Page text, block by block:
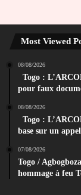
Most Viewed
08/08/2026
Togo :
pour faux
08/08/2026
Togo :
base sur un
07/08/2026
Togo /
hommage à feu